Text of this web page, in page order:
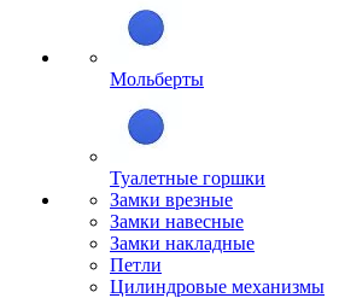
Мольберты
Туалетные горшки
Замки врезные
Замки навесные
Замки накладные
Петли
Цилиндровые механизмы